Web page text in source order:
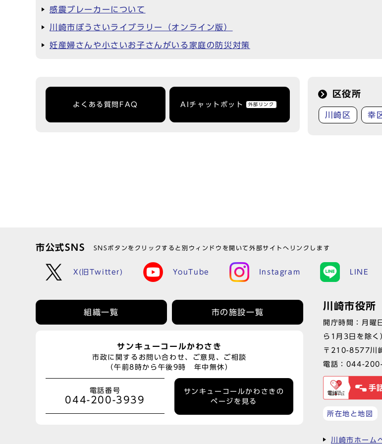
感震ブレーカーについて
川崎市ぼうさいライブラリー（オンライン版）
妊産婦さんや小さいお子さんがいる家庭の防災対策
よくある質問FAQ AIチャットボット 外部リンク
区役所
川崎区 幸
市公式SNS SNSボタンをクリックすると別ウィンドウを開いて外部サイトへリンクします
X(旧Twitter) YouTube Instagram LINE
組織一覧 市の施設一覧
サンキューコールかわさき
市政に関するお問い合わせ、ご意見、ご相談
（午前8時から午後9時 年中無休）
電話番号
044-200-3939
サンキューコールかわさきの
ページを見る
川崎市役所
開庁時間：月曜
ら1月3日を除く
〒210-8577川
電話： 044-
所在地と地図
川崎市ホーム